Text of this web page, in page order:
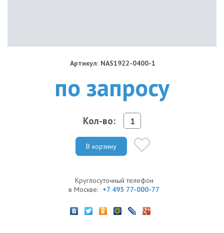
Артикул: NAS1922-0400-1
по запросу
Кол-во:
В корзину
Круглосуточный телефон
в Москве: +7 495 77-000-77